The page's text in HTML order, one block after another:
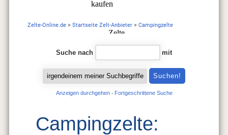
Zelte-Online.de> Startseite Zelt-Anbieter> Campingzelte
Suche nach mit
Anzeigen durchgehen- Fortgeschrittene Suche
Campingzelte: